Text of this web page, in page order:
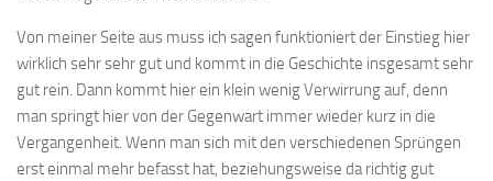
Von meiner Seite aus muss ich sagen funktioniert der Einstieg hier
wirklich sehr sehr gut und kommt in die Geschichte insgesamt sehr
gut rein. Dann kommt hier ein klein wenig Verwirrung auf, denn
man springt hier von der Gegenwart immer wieder kurz in die
Vergangenheit. Wenn man sich mit den verschiedenen Sprüngen
erst einmal mehr befasst hat, beziehungsweise da richtig gut